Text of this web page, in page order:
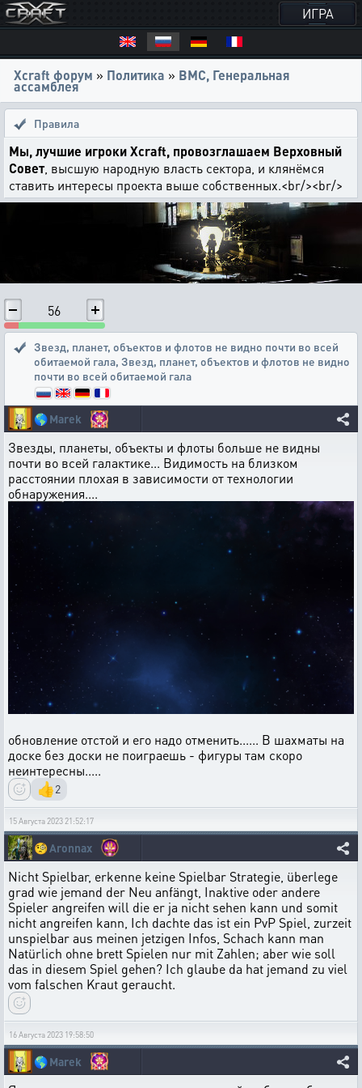
ИГРА
Xcraft форум » Политика » ВМС, Генеральная
ассамблея
Правила
Мы, лучшие игроки Xcraft, провозглашаем Верховный
Совет, высшую народную власть сектора, и клянёмся
ставить интересы проекта выше собственных.<br/><br/>
56
Звезд, планет, объектов и флотов не видно почти во всей
обитаемой гала, Звезд, планет, объектов и флотов не видно
почти во всей обитаемой гала
🌎Marek
Звезды, планеты, объекты и флоты больше не видны
почти во всей галактике... Видимость на близком
расстоянии плохая в зависимости от технологии
обнаружения....
обновление отстой и его надо отменить...... В шахматы на
доске без доски не поиграешь - фигуры там скоро
неинтересны.....
👍2
15 Августа 2023 21:52:17
🧐Aronnax
Nicht Spielbar, erkenne keine Spielbar Strategie, überlege
grad wie jemand der Neu anfängt, Inaktive oder andere
Spieler angreifen will die er ja nicht sehen kann und somit
nicht angreifen kann, Ich dachte das ist ein PvP Spiel, zurzeit
unspielbar aus meinen jetzigen Infos, Schach kann man
Natürlich ohne brett Spielen nur mit Zahlen; aber wie soll
das in diesem Spiel gehen? Ich glaube da hat jemand zu viel
vom falschen Kraut geraucht.
16 Августа 2023 19:58:50
🌎Marek